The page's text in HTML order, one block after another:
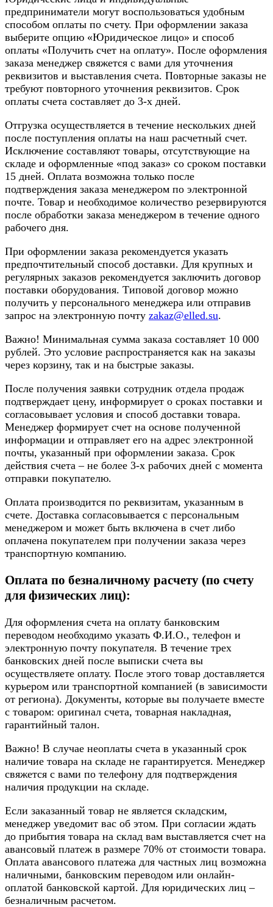
предприниматели могут воспользоваться удобным
способом оплаты по счету. При оформлении заказа
выберите опцию «Юридическое лицо» и способ
оплаты «Получить счет на оплату». После оформления
заказа менеджер свяжется с вами для уточнения
реквизитов и выставления счета. Повторные заказы не
требуют повторного уточнения реквизитов. Срок
оплаты счета составляет до 3-х дней.
Отгрузка осуществляется в течение нескольких дней
после поступления оплаты на наш расчетный счет.
Исключение составляют товары, отсутствующие на
складе и оформленные «под заказ» со сроком поставки
15 дней. Оплата возможна только после
подтверждения заказа менеджером по электронной
почте. Товар и необходимое количество резервируются
после обработки заказа менеджером в течение одного
рабочего дня.
При оформлении заказа рекомендуется указать
предпочтительный способ доставки. Для крупных и
регулярных заказов рекомендуется заключить договор
поставки оборудования. Типовой договор можно
получить у персонального менеджера или отправив
запрос на электронную почту zakaz@elled.su.
Важно! Минимальная сумма заказа составляет 10 000
рублей. Это условие распространяется как на заказы
через корзину, так и на быстрые заказы.
После получения заявки сотрудник отдела продаж
подтверждает цену, информирует о сроках поставки и
согласовывает условия и способ доставки товара.
Менеджер формирует счет на основе полученной
информации и отправляет его на адрес электронной
почты, указанный при оформлении заказа. Срок
действия счета – не более 3-х рабочих дней с момента
отправки покупателю.
Оплата производится по реквизитам, указанным в
счете. Доставка согласовывается с персональным
менеджером и может быть включена в счет либо
оплачена покупателем при получении заказа через
транспортную компанию.
Оплата по безналичному расчету (по счету
для физических лиц):
Для оформления счета на оплату банковским
переводом необходимо указать Ф.И.О., телефон и
электронную почту покупателя. В течение трех
банковских дней после выписки счета вы
осуществляете оплату. После этого товар доставляется
курьером или транспортной компанией (в зависимости
от региона). Документы, которые вы получаете вместе
с товаром: оригинал счета, товарная накладная,
гарантийный талон.
Важно! В случае неоплаты счета в указанный срок
наличие товара на складе не гарантируется. Менеджер
свяжется с вами по телефону для подтверждения
наличия продукции на складе.
Если заказанный товар не является складским,
менеджер уведомит вас об этом. При согласии ждать
до прибытия товара на склад вам выставляется счет на
авансовый платеж в размере 70% от стоимости товара.
Оплата авансового платежа для частных лиц возможна
наличными, банковским переводом или онлайн-
оплатой банковской картой. Для юридических лиц –
безналичным расчетом.